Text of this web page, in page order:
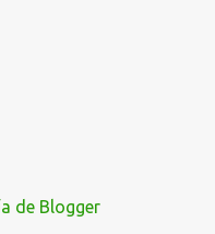
de Blogger